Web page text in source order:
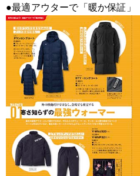
●最適アウターで「暖か保証」